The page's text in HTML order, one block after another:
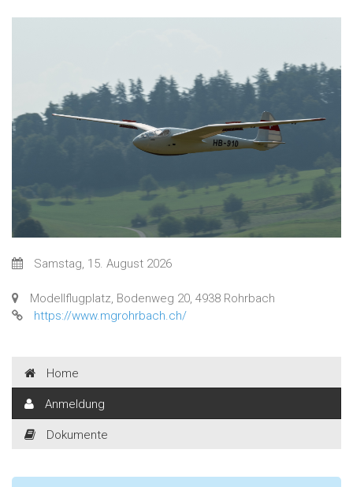
Samstag, 15. August 2026
Modellflugplatz, Bodenweg 20, 4938 Rohrbach
https://www.mgrohrbach.ch/
Home
Anmeldung
Dokumente